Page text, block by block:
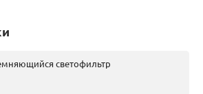
светофильтр